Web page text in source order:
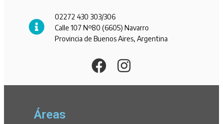
02272 430 303/306
Calle 107 Nº80 (6605) Navarro
Provincia de Buenos Aires, Argentina
Áreas